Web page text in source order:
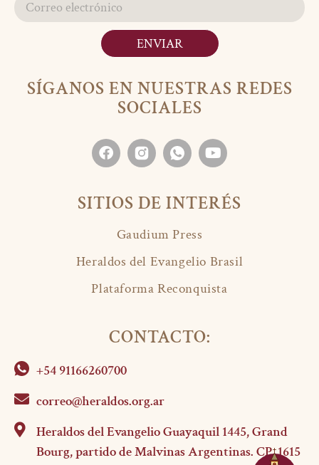
CONTACTO:
+54 91166260700
correo@heraldos.org.ar
Heraldos del Evangelio Guayaquil 1445, Grand
Bourg, partido de Malvinas Argentinas. CP. 1615
SÍGANOS EN NUESTRAS REDES
SOCIALES
SITIOS DE INTERÉS
Gaudium Press
Heraldos del Evangelio Brasil
Plataforma Reconquista
ENVIAR